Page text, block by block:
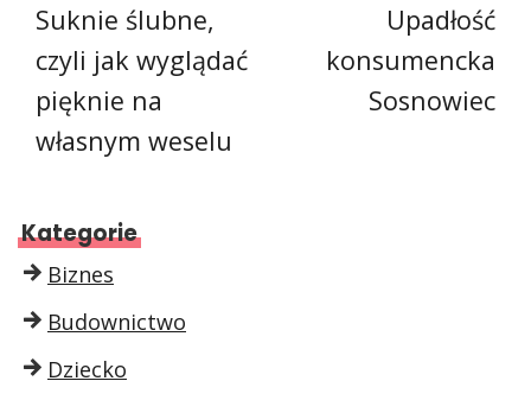
Suknie ślubne,
czyli jak wyglądać
pięknie na
własnym weselu
Upadłość
konsumencka
Sosnowiec
Kategorie
Biznes
Budownictwo
Dziecko